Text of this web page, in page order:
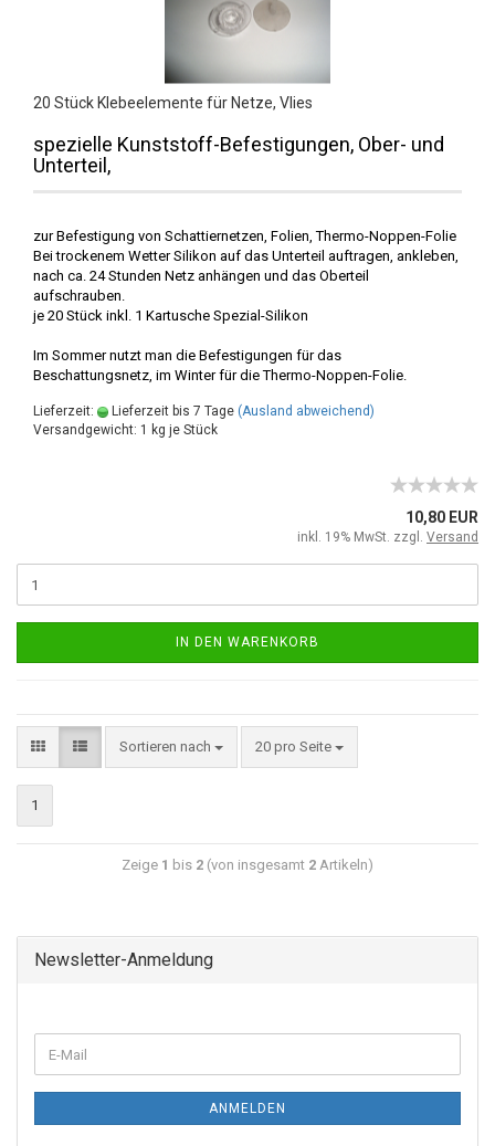
20 Stück Klebeelemente für Netze, Vlies
spezielle Kunststoff-Befestigungen, Ober- und
Unterteil,
zur Befestigung von Schattiernetzen, Folien, Thermo-Noppen-Folie
Bei trockenem Wetter Silikon auf das Unterteil auftragen, ankleben,
nach ca. 24 Stunden Netz anhängen und das Oberteil
aufschrauben.
je 20 Stück inkl. 1 Kartusche Spezial-Silikon
Im Sommer nutzt man die Befestigungen für das
Beschattungsnetz, im Winter für die Thermo-Noppen-Folie.
Lieferzeit: Lieferzeit bis 7 Tage (Ausland abweichend)
Versandgewicht: 1 kg je Stück
10,80 EUR
inkl. 19% MwSt. zzgl. Versand
IN DEN WARENKORB
Sortieren nach 20 pro Seite
1
Zeige 1 bis 2 (von insgesamt 2 Artikeln)
Newsletter-Anmeldung
ANMELDEN